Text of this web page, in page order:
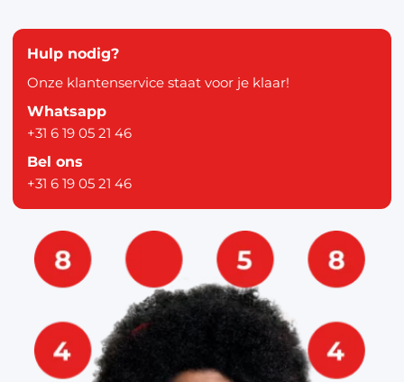
Hulp nodig?
Onze klantenservice staat voor je klaar!
Whatsapp
+31 6 19 05 21 46
Bel ons
+31 6 19 05 21 46